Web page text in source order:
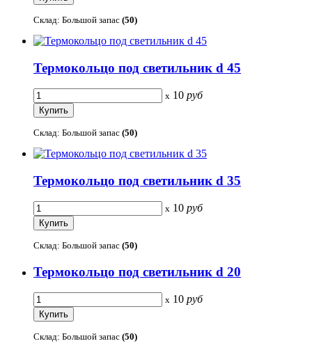
Склад: Большой запас (50)
Термокольцо под светильник d 45
x 10 руб
Склад: Большой запас (50)
Термокольцо под светильник d 35
x 10 руб
Склад: Большой запас (50)
Термокольцо под светильник d 20
x 10 руб
Склад: Большой запас (50)